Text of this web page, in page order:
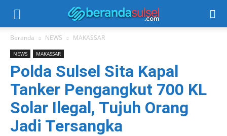
Beranda NEWS MAKASSAR
NEWS MAKASSAR
Polda Sulsel Sita Kapal
Tanker Pengangkut 700 KL
Solar Ilegal, Tujuh Orang
Jadi Tersangka